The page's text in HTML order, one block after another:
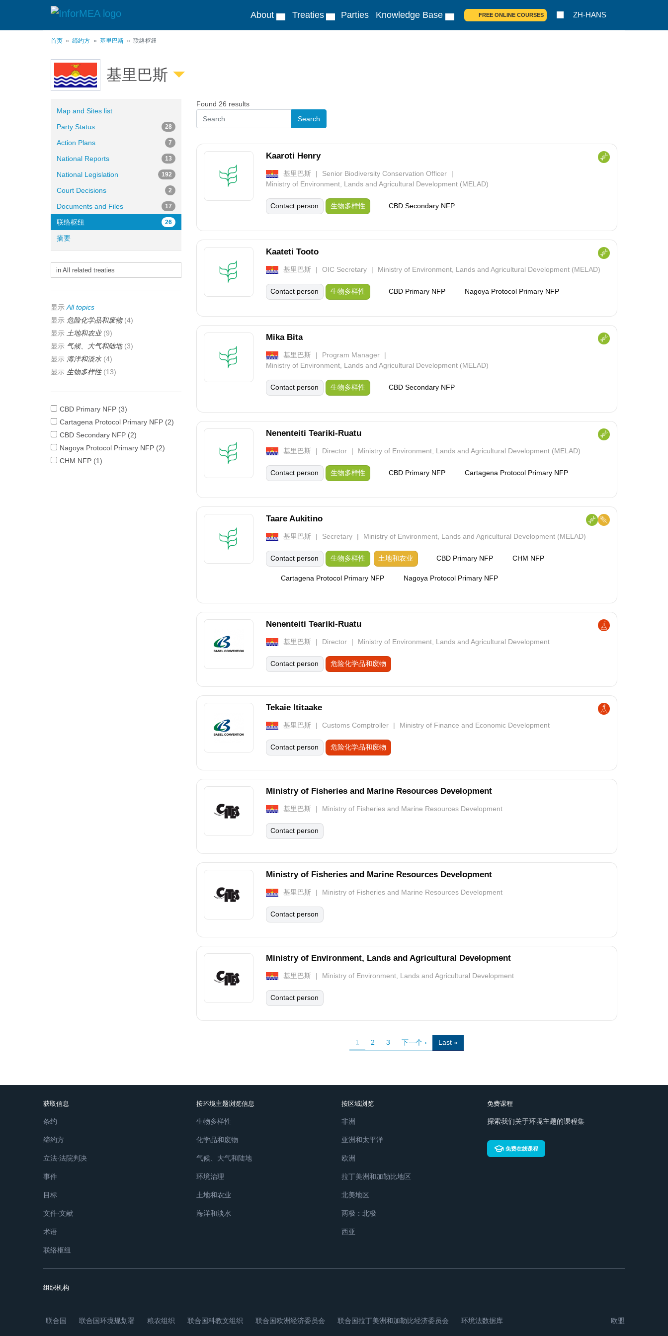
About Treaties Parties Knowledge Base FREE ONLINE COURSES ZH-HANS
首页 缔约方 基里巴斯 联络枢纽
基里巴斯
Found 26 results
Kaaroti Henry
基里巴斯
Senior Biodiversity Conservation Officer
Ministry of Environment, Lands and Agricultural Development (MELAD)
Contact person 生物多样性 CBD Secondary NFP
Kaateti Tooto
基里巴斯 OIC Secretary Ministry of Environment, Lands and Agricultural Development (MELAD)
Contact person 生物多样性 CBD Primary NFP Nagoya Protocol Primary NFP
Mika Bita
基里巴斯
Program Manager
Ministry of Environment, Lands and Agricultural Development (MELAD)
Contact person 生物多样性 CBD Secondary NFP
Nenenteiti Teariki-Ruatu
基里巴斯 Director Ministry of Environment, Lands and Agricultural Development (MELAD)
Contact person 生物多样性 CBD Primary NFP Cartagena Protocol Primary NFP
Taare Aukitino
基里巴斯 Secretary Ministry of Environment, Lands and Agricultural Development (MELAD)
Contact person 生物多样性 土地和农业 CBD Primary NFP CHM NFP
Cartagena Protocol Primary NFP Nagoya Protocol Primary NFP
Nenenteiti Teariki-Ruatu
基里巴斯 Director Ministry of Environment, Lands and Agricultural Development
Contact person 危险化学品和废物
Tekaie Ititaake
基里巴斯 Customs Comptroller Ministry of Finance and Economic Development
Contact person 危险化学品和废物
Ministry of Fisheries and Marine Resources Development
基里巴斯 Ministry of Fisheries and Marine Resources Development
Contact person
Ministry of Fisheries and Marine Resources Development
基里巴斯 Ministry of Fisheries and Marine Resources Development
Contact person
Ministry of Environment, Lands and Agricultural Development
基里巴斯 Ministry of Environment, Lands and Agricultural Development
Contact person
当
前
1 Page
2 Page
3
下
一
下一个 ›
Last
page
Last »
Map and Sites list
Party Status
28
Action Plans 7
National Reports 13
National Legislation 192
Court Decisions 2
Documents and Files 17
联络枢纽 26
摘要
in All related treaties
显示 All topics
显示 危险化学品和废物 (4)
显示 土地和农业 (9)
显示 气候、大气和陆地 (3)
显示 海洋和淡水 (4)
显示 生物多样性 (13)
CBD Primary NFP (3)
Cartagena Protocol Primary NFP (2)
CBD Secondary NFP (2)
Nagoya Protocol Primary NFP (2)
CHM NFP (1)
获取信息
条约
缔约方
立法∙法院判决
事件
目标
文件∙文献
术语
联络枢纽
按环境主题浏览信息
生物多样性
化学品和废物
气候、大气和陆地
环境治理
土地和农业
海洋和淡水
按区域浏览
非洲
亚洲和太平洋
欧洲
拉丁美洲和加勒比地区
北美地区
两极：北极
西亚
免费课程
探索我们关于环境主题的课程集
免费在线课程
组织机构
联合国 联合国环境规划署 粮农组织 联合国科教文组织 联合国欧洲经济委员会 联合国拉丁美洲和加勒比经济委员会 环境法数据库 欧盟